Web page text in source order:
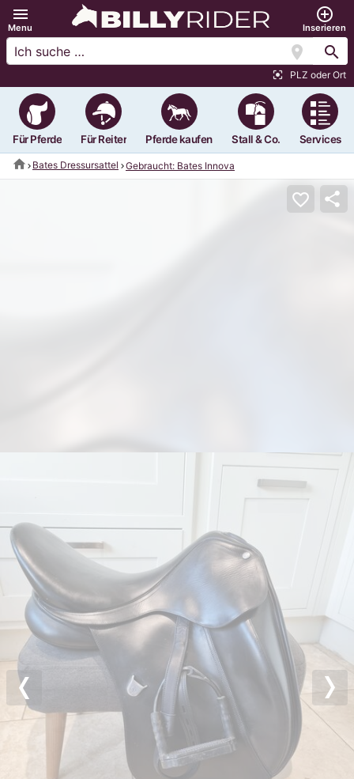
menu
Menu
add_circle_outline
Inserieren
location_on search
center_focus_strong PLZ oder Ort
Für Pferde Für Reiter Pferde kaufen Stall & Co. Services
home Bates Dressursattel Gebraucht: Bates Innova
Previous
favorite_border share